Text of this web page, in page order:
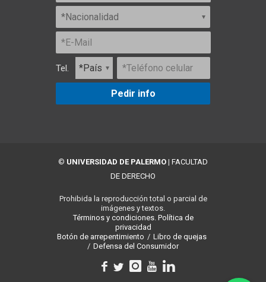
Tel.
Pedir info
© UNIVERSIDAD DE PALERMO | FACULTAD
DE DERECHO
Prohibida la reproducción total o parcial de
imágenes y textos.
Términos y condiciones. Política de
privacidad
Botón de arrepentimiento / Libro de quejas
/ Defensa del Consumidor